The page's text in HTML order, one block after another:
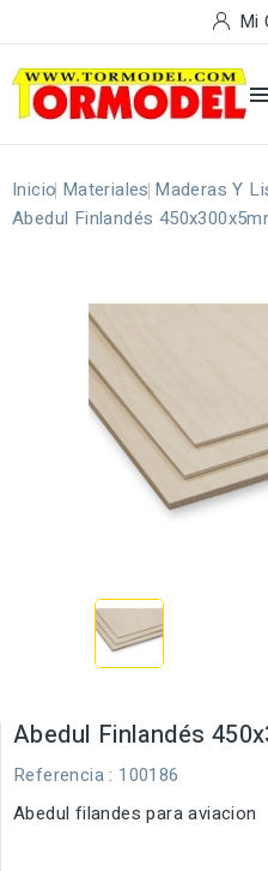
Mi
Inicio Materiales Maderas Y
Abedul Finlandés
Abedul Finlandés
Referencia : 100186
Abedul filandes para aviacion